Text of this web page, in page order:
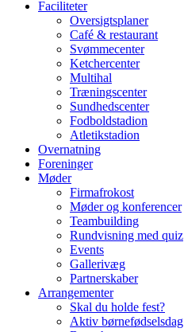
Faciliteter
Oversigtsplaner
Café & restaurant
Svømmecenter
Ketchercenter
Multihal
Træningscenter
Sundhedscenter
Fodboldstadion
Atletikstadion
Overnatning
Foreninger
Møder
Firmafrokost
Møder og konferencer
Teambuilding
Rundvisning med quiz
Events
Gallerivæg
Partnerskaber
Arrangementer
Skal du holde fest?
Aktiv børnefødselsdag